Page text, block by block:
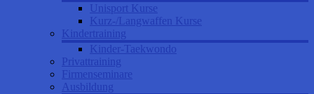
Unisport Kurse
Kurz-/Langwaffen Kurse
Kindertraining
Kinder-Taekwondo
Privattraining
Firmenseminare
Ausbildung